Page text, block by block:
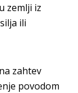
zemlji iz
ili
zahtev
povodom